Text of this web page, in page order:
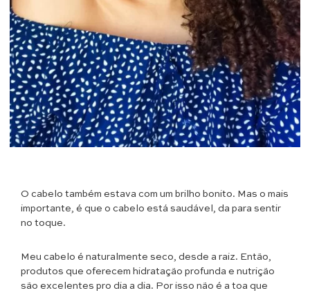
O cabelo também estava com um brilho bonito. Mas o mais
importante, é que o cabelo está saudável, da para sentir
no toque.
Meu cabelo é naturalmente seco, desde a raiz. Então,
produtos que oferecem hidratação profunda e nutrição
são excelentes pro dia a dia. Por isso não é a toa que